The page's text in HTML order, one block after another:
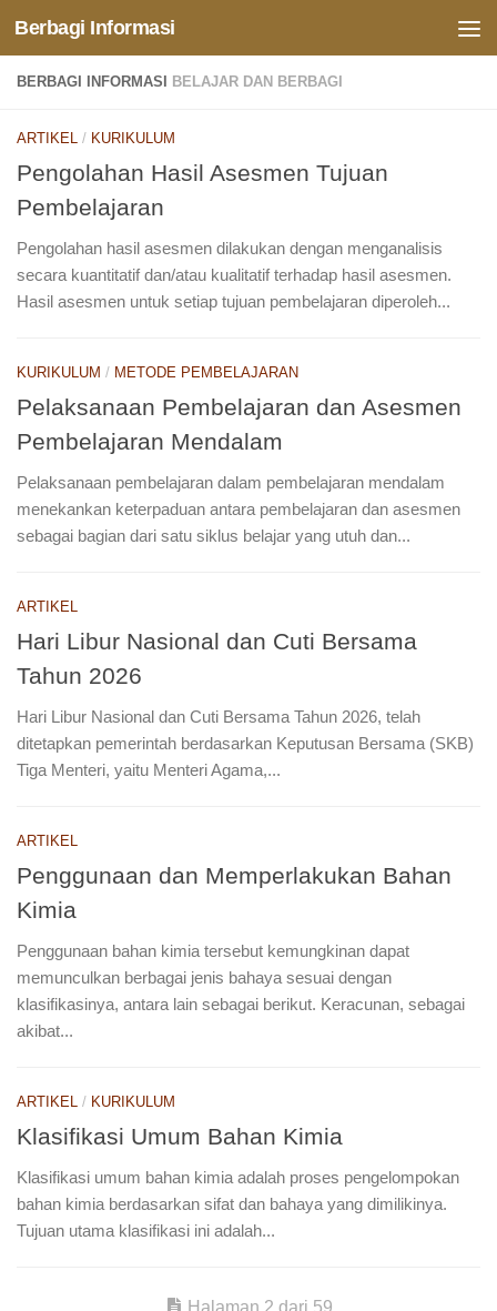
Skip to content
Berbagi Informasi
BERBAGI INFORMASI BELAJAR DAN BERBAGI
ARTIKEL / KURIKULUM
Pengolahan Hasil Asesmen Tujuan
Pembelajaran
Pengolahan hasil asesmen dilakukan dengan menganalisis
secara kuantitatif dan/atau kualitatif terhadap hasil asesmen.
Hasil asesmen untuk setiap tujuan pembelajaran diperoleh...
KURIKULUM / METODE PEMBELAJARAN
Pelaksanaan Pembelajaran dan Asesmen
Pembelajaran Mendalam
Pelaksanaan pembelajaran dalam pembelajaran mendalam
menekankan keterpaduan antara pembelajaran dan asesmen
sebagai bagian dari satu siklus belajar yang utuh dan...
ARTIKEL
Hari Libur Nasional dan Cuti Bersama
Tahun 2026
Hari Libur Nasional dan Cuti Bersama Tahun 2026, telah
ditetapkan pemerintah berdasarkan Keputusan Bersama (SKB)
Tiga Menteri, yaitu Menteri Agama,...
ARTIKEL
Penggunaan dan Memperlakukan Bahan
Kimia
Penggunaan bahan kimia tersebut kemungkinan dapat
memunculkan berbagai jenis bahaya sesuai dengan
klasifikasinya, antara lain sebagai berikut. Keracunan, sebagai
akibat...
ARTIKEL / KURIKULUM
Klasifikasi Umum Bahan Kimia
Klasifikasi umum bahan kimia adalah proses pengelompokan
bahan kimia berdasarkan sifat dan bahaya yang dimilikinya.
Tujuan utama klasifikasi ini adalah...
Halaman 2 dari 59